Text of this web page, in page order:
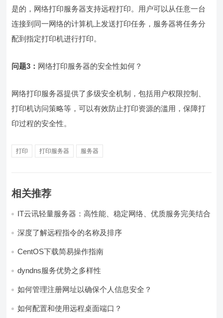
是的，网络打印服务器支持远程打印。用户可以从任意一台
连接到同一网络的计算机上发送打印任务，服务器将任务分
配到指定打印机进行打印。
问题3： 网络打印服务器的安全性如何？
网络打印服务器提供了多级安全机制，包括用户权限控制、
打印机访问策略等，可以有效防止打印资源的滥用，保障打
印过程的安全性。
打印 打印服务器 服务器
相关推荐
IT云讯轻量服务器：高性能、稳定网络、优质服务完美结合
深度了解远程指令的名称及排序
CentOS下载简易操作指南
dyndns服务优势之多样性
如何管理注册网址以确保个人信息安全？
如何配置和使用远程桌面端口？